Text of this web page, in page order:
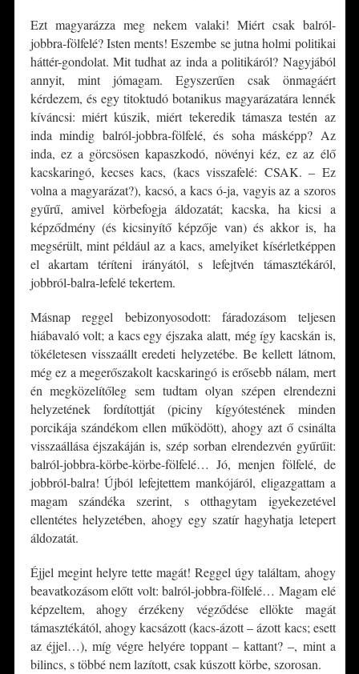
Ezt magyarázza meg nekem valaki! Miért csak balról-
jobbra-fölfelé? Isten ments! Eszembe se jutna holmi politikai
háttér-gondolat. Mit tudhat az inda a politikáról? Nagyjából
annyit, mint jómagam. Egyszerűen csak önmagáért
kérdezem, és egy titoktudó botanikus magyarázatára lennék
kíváncsi: miért kúszik, miért tekeredik támasza testén az
inda mindig balról-jobbra-fölfelé, és soha másképp? Az
inda, ez a görcsösen kapaszkodó, növényi kéz, ez az élő
kacskaringó, kecses kacs, (kacs visszafelé: CSAK. – Ez
volna a magyarázat?), kacsó, a kacs ó-ja, vagyis az a szoros
gyűrű, amivel körbefogja áldozatát; kacska, ha kicsi a
képződmény (és kicsinyítő képzője van) és akkor is, ha
megsérült, mint például az a kacs, amelyiket kísérletképpen
el akartam téríteni irányától, s lefejtvén támasztékáról,
jobbról-balra-lefelé tekertem.
Másnap reggel bebizonyosodott: fáradozásom teljesen
hiábavaló volt; a kacs egy éjszaka alatt, még így kacskán is,
tökéletesen visszaállt eredeti helyzetébe. Be kellett látnom,
még ez a megerőszakolt kacskaringó is erősebb nálam, mert
én megközelítőleg sem tudtam olyan szépen elrendezni
helyzetének fordítottját (piciny kígyótestének minden
porcikája szándékom ellen működött), ahogy azt ő csinálta
visszaállása éjszakáján is, szép sorban elrendezvén gyűrűit:
balról-jobbra-körbe-körbe-fölfelé… Jó, menjen fölfelé, de
jobbról-balra! Újból lefejtettem mankójáról, eligazgattam a
magam szándéka szerint, s otthagytam igyekezetével
ellentétes helyzetében, ahogy egy szatír hagyhatja letepert
áldozatát.
Éjjel megint helyre tette magát! Reggel úgy találtam, ahogy
beavatkozásom előtt volt: balról-jobbra-fölfelé… Magam elé
képzeltem, ahogy érzékeny végződése ellökte magát
támasztékától, ahogy kacsázott (kacs-ázott – ázott kacs; esett
az éjjel…), míg végre helyére toppant – kattant? –, mint a
bilincs, s többé nem lazított, csak kúszott körbe, szorosan.